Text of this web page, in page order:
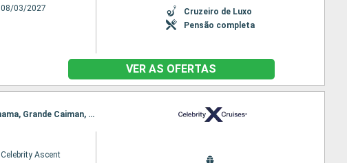
08/03/2027
Cruzeiro de Luxo
Pensão completa
VER AS OFERTAS
Itinerário : Fort Lauderdale, Aruba, Curaçao (Willemstad), Canal do Panamá, Colon - Panama, Grande Caiman, Fort Lauderdale
Celebrity Ascent